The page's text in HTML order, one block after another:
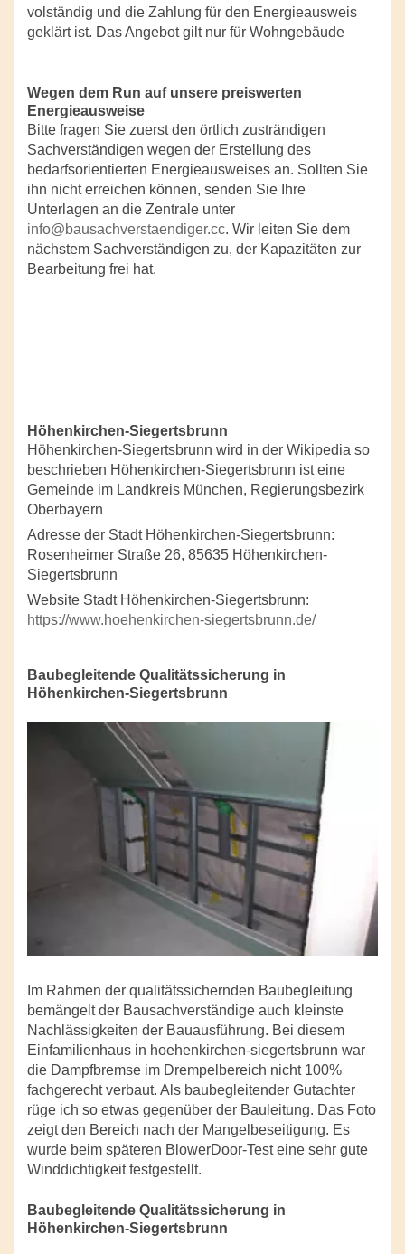
volständig und die Zahlung für den Energieausweis
geklärt ist. Das Angebot gilt nur für Wohngebäude
Wegen dem Run auf unsere preiswerten
Energieausweise
Bitte fragen Sie zuerst den örtlich zusträndigen
Sachverständigen wegen der Erstellung des
bedarfsorientierten Energieausweises an. Sollten Sie
ihn nicht erreichen können, senden Sie Ihre
Unterlagen an die Zentrale unter
info@bausachverstaendiger.cc. Wir leiten Sie dem
nächstem Sachverständigen zu, der Kapazitäten zur
Bearbeitung frei hat.
Höhenkirchen-Siegertsbrunn
Höhenkirchen-Siegertsbrunn wird in der Wikipedia so
beschrieben Höhenkirchen-Siegertsbrunn ist eine
Gemeinde im Landkreis München, Regierungsbezirk
Oberbayern
Adresse der Stadt Höhenkirchen-Siegertsbrunn:
Rosenheimer Straße 26, 85635 Höhenkirchen-
Siegertsbrunn
Website Stadt Höhenkirchen-Siegertsbrunn:
https://www.hoehenkirchen-siegertsbrunn.de/
Baubegleitende Qualitätssicherung in
Höhenkirchen-Siegertsbrunn
Im Rahmen der qualitätssichernden Baubegleitung
bemängelt der Bausachverständige auch kleinste
Nachlässigkeiten der Bauausführung. Bei diesem
Einfamilienhaus in hoehenkirchen-siegertsbrunn war
die Dampfbremse im Drempelbereich nicht 100%
fachgerecht verbaut. Als baubegleitender Gutachter
rüge ich so etwas gegenüber der Bauleitung. Das Foto
zeigt den Bereich nach der Mangelbeseitigung. Es
wurde beim späteren BlowerDoor-Test eine sehr gute
Winddichtigkeit festgestellt.
Baubegleitende Qualitätssicherung in
Höhenkirchen-Siegertsbrunn